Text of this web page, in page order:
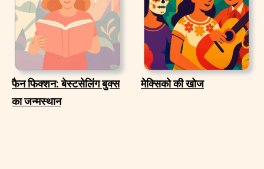
फैन फिक्शन: बेस्टसेलिंग बुक्स
का जन्मस्थान
मेक्सिको की खोज